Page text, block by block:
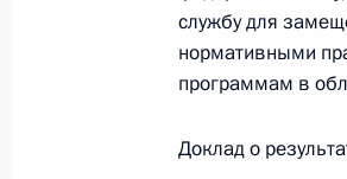
Федеральный
О внесении
законодательные
службу для
нормативными
программам в
Доклад о